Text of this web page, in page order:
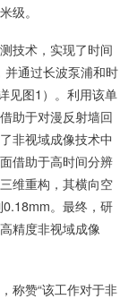
级。
技术，实现了时间
通过长波泵浦和时
见图1）。利用该单
助于对漫反射墙回
非视域成像技术中
借助于高时间分辨
维重构，其横向空
。最终，研
精度非视域成像
称赞“该工作对于非